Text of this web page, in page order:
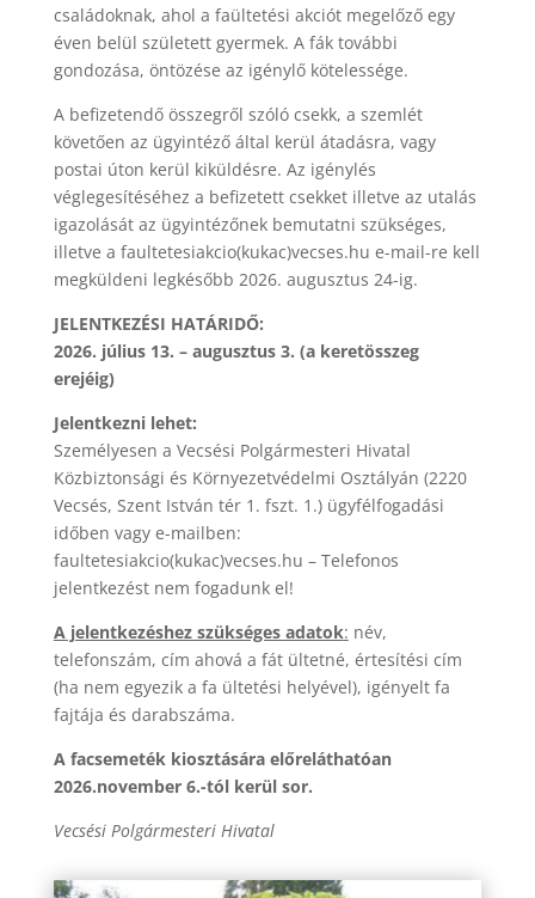
családoknak, ahol a faültetési akciót megelőző egy
éven belül született gyermek. A fák további
gondozása, öntözése az igénylő kötelessége.
A befizetendő összegről szóló csekk, a szemlét
követően az ügyintéző által kerül átadásra, vagy
postai úton kerül kiküldésre. Az igénylés
véglegesítéséhez a befizetett csekket illetve az utalás
igazolását az ügyintézőnek bemutatni szükséges,
illetve a faultetesiakcio(kukac)vecses.hu e-mail-re kell
megküldeni legkésőbb 2026. augusztus 24-ig.
JELENTKEZÉSI HATÁRIDŐ:
2026. július 13. – augusztus 3. (a keretösszeg
erejéig)
Jelentkezni lehet:
Személyesen a Vecsési Polgármesteri Hivatal
Közbiztonsági és Környezetvédelmi Osztályán (2220
Vecsés, Szent István tér 1. fszt. 1.) ügyfélfogadási
időben vagy e-mailben:
faultetesiakcio(kukac)vecses.hu – Telefonos
jelentkezést nem fogadunk el!
A jelentkezéshez szükséges adatok: név,
telefonszám, cím ahová a fát ültetné, értesítési cím
(ha nem egyezik a fa ültetési helyével), igényelt fa
fajtája és darabszáma.
A facsemeték kiosztására előreláthatóan
2026.november 6.-tól kerül sor.
Vecsési Polgármesteri Hivatal